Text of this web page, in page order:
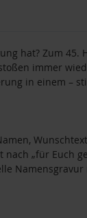
hat? Zum 45.
immer
in einem –
„für Euch